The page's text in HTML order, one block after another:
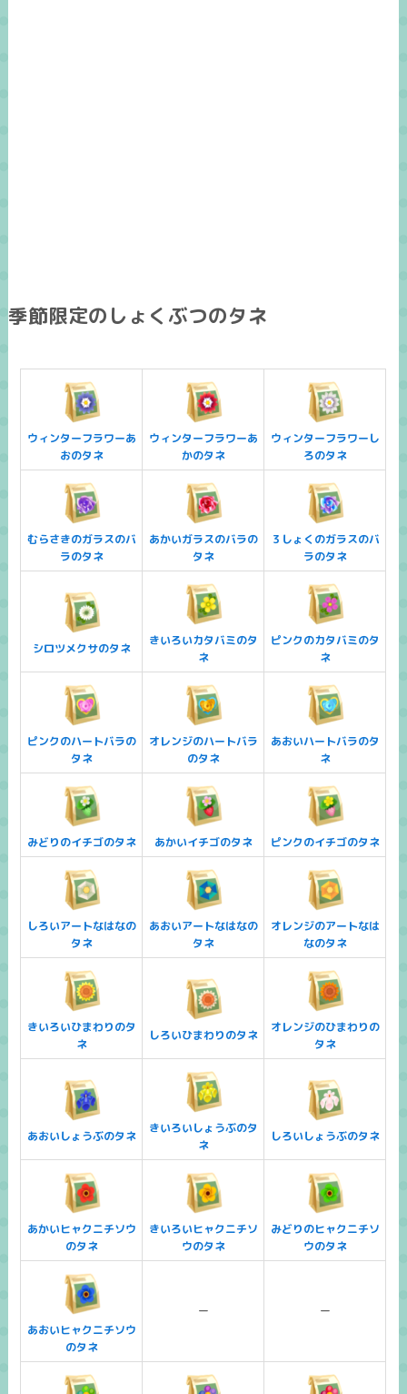
季節限定のしょくぶつのタネ
ウィンターフラワーあ
おのタネ
ウィンターフラワーあ
かのタネ
ウィンターフラワーし
ろのタネ
むらさきのガラスのバ
ラのタネ
あかいガラスのバラの
タネ
３しょくのガラスのバ
ラのタネ
シロツメクサのタネ
きいろいカタバミのタ
ネ
ピンクのカタバミのタ
ネ
ピンクのハートバラの
タネ
オレンジのハートバラ
のタネ
あおいハートバラのタ
ネ
みどりのイチゴのタネ あかいイチゴのタネ ピンクのイチゴのタネ
しろいアートなはなの
タネ
あおいアートなはなの
タネ
オレンジのアートなは
なのタネ
きいろいひまわりのタ
ネ
しろいひまわりのタネ
オレンジのひまわりの
タネ
あおいしょうぶのタネ
きいろいしょうぶのタ
ネ
しろいしょうぶのタネ
あかいヒャクニチソウ
のタネ
きいろいヒャクニチソ
ウのタネ
みどりのヒャクニチソ
ウのタネ
あおいヒャクニチソウ
のタネ
ー ー